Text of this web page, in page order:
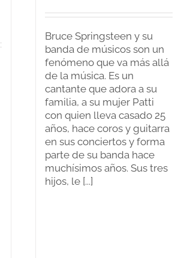
Bruce Springsteen y su
banda de músicos son un
fenómeno que va más allá
de la música. Es un
cantante que adora a su
familia, a su mujer Patti
con quien lleva casado 25
años, hace coros y guitarra
en sus conciertos y forma
parte de su banda hace
muchísimos años. Sus tres
hijos, le [...]